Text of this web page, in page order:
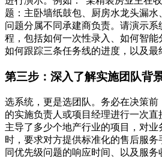
题：主卧墙纸鼓包、厨房水龙头漏
问题分属不同承建商负责。请演示
程，包括如何一次性录入、如何智能
如何跟踪三条任务线的进度，以及最
第三步：深入了解实施团队背
选系统，更是选团队。务必在决策前
的实施负责人或项目经理进行一次直
主导了多少个地产行业的项目，对业
时，要求对方提供标准化的售后服
同优先级问题的响应时间、以及服务